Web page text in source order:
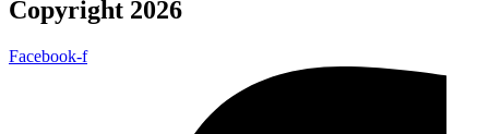
Copyright 2026
Facebook-f